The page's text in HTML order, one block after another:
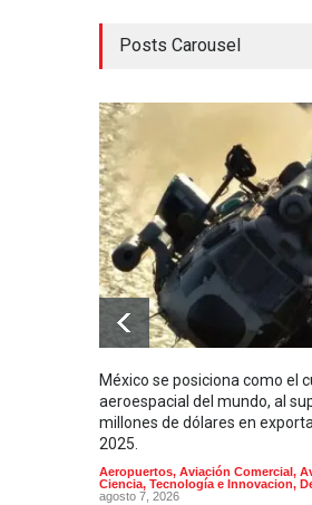
Posts Carousel
México se posiciona como el
aeroespacial del mundo, al
millones de dólares en
2025.
Aeropuertos, Aviación Comercial,
Ciencia, Tecnología e Innovacion,
agosto 7, 2026